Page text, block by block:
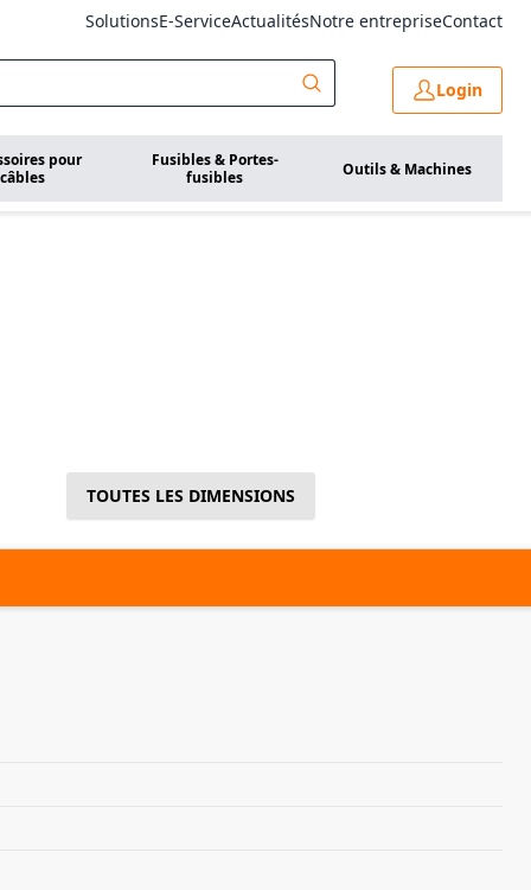
SolutionsE-ServiceActualitésNotre entrepriseContact
Login
pour
câbles
Fusibles & Portes-
fusibles
Outils & Machines
TOUTES LES DIMENSIONS